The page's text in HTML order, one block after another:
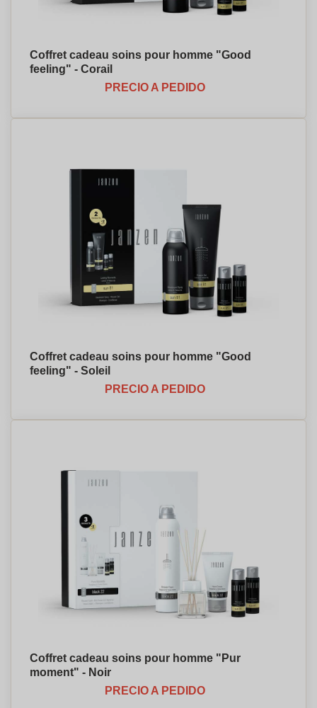
Coffret cadeau soins pour homme "Good
feeling" - Corail
PRECIO A PEDIDO
Coffret cadeau soins pour homme "Good
feeling" - Soleil
PRECIO A PEDIDO
Coffret cadeau soins pour homme "Pur
moment" - Noir
PRECIO A PEDIDO